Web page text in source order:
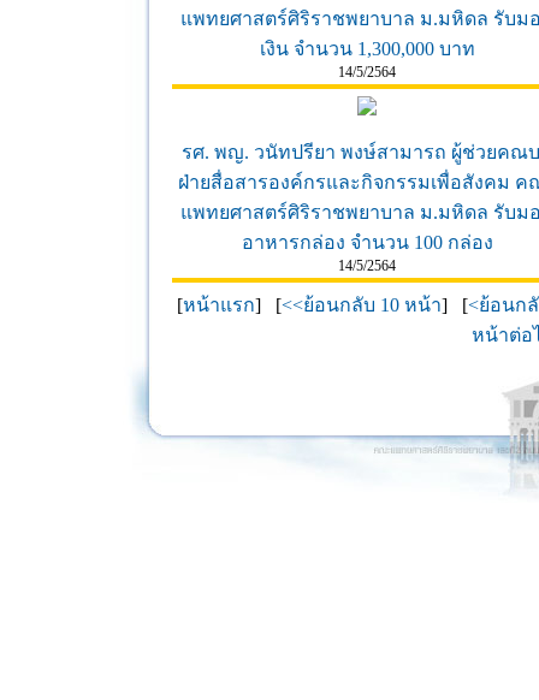
แพทยศาสตร์ศิริราชพยาบาล ม.มหิดล รับม
เงิน จำนวน 1,300,000 บาท
14/5/2564
รศ. พญ. วนัทปรียา พงษ์สามารถ ผู้ช่วยคณ
ฝ่ายสื่อสารองค์กรและกิจกรรมเพื่อสังคม ค
แพทยศาสตร์ศิริราชพยาบาล ม.มหิดล รับม
อาหารกล่อง จำนวน 100 กล่อง
14/5/2564
[หน้าแรก] [<<ย้อนกลับ 10 หน้า] [<ย้อนก
หน้าต่อ